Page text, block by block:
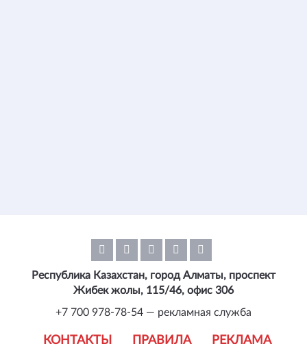
КОНТАКТЫ ПРАВИЛА РЕКЛАМА
Республика Казахстан, город Алматы, проспект
Жибек жолы, 115/46, офис 306
+7 700 978-78-54 — рекламная служба